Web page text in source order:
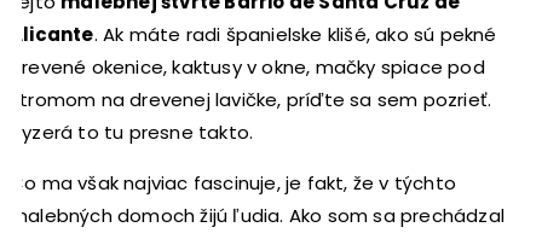
Alicante. Ak máte radi španielske klišé, ako sú pekné
drevené okenice, kaktusy v okne, mačky spiace pod
stromom na drevenej lavičke, príďte sa sem pozrieť.
Vyzerá to tu presne takto.
Čo ma však najviac fascinuje, je fakt, že v týchto
malebných domoch žijú ľudia. Ako som sa prechádzal